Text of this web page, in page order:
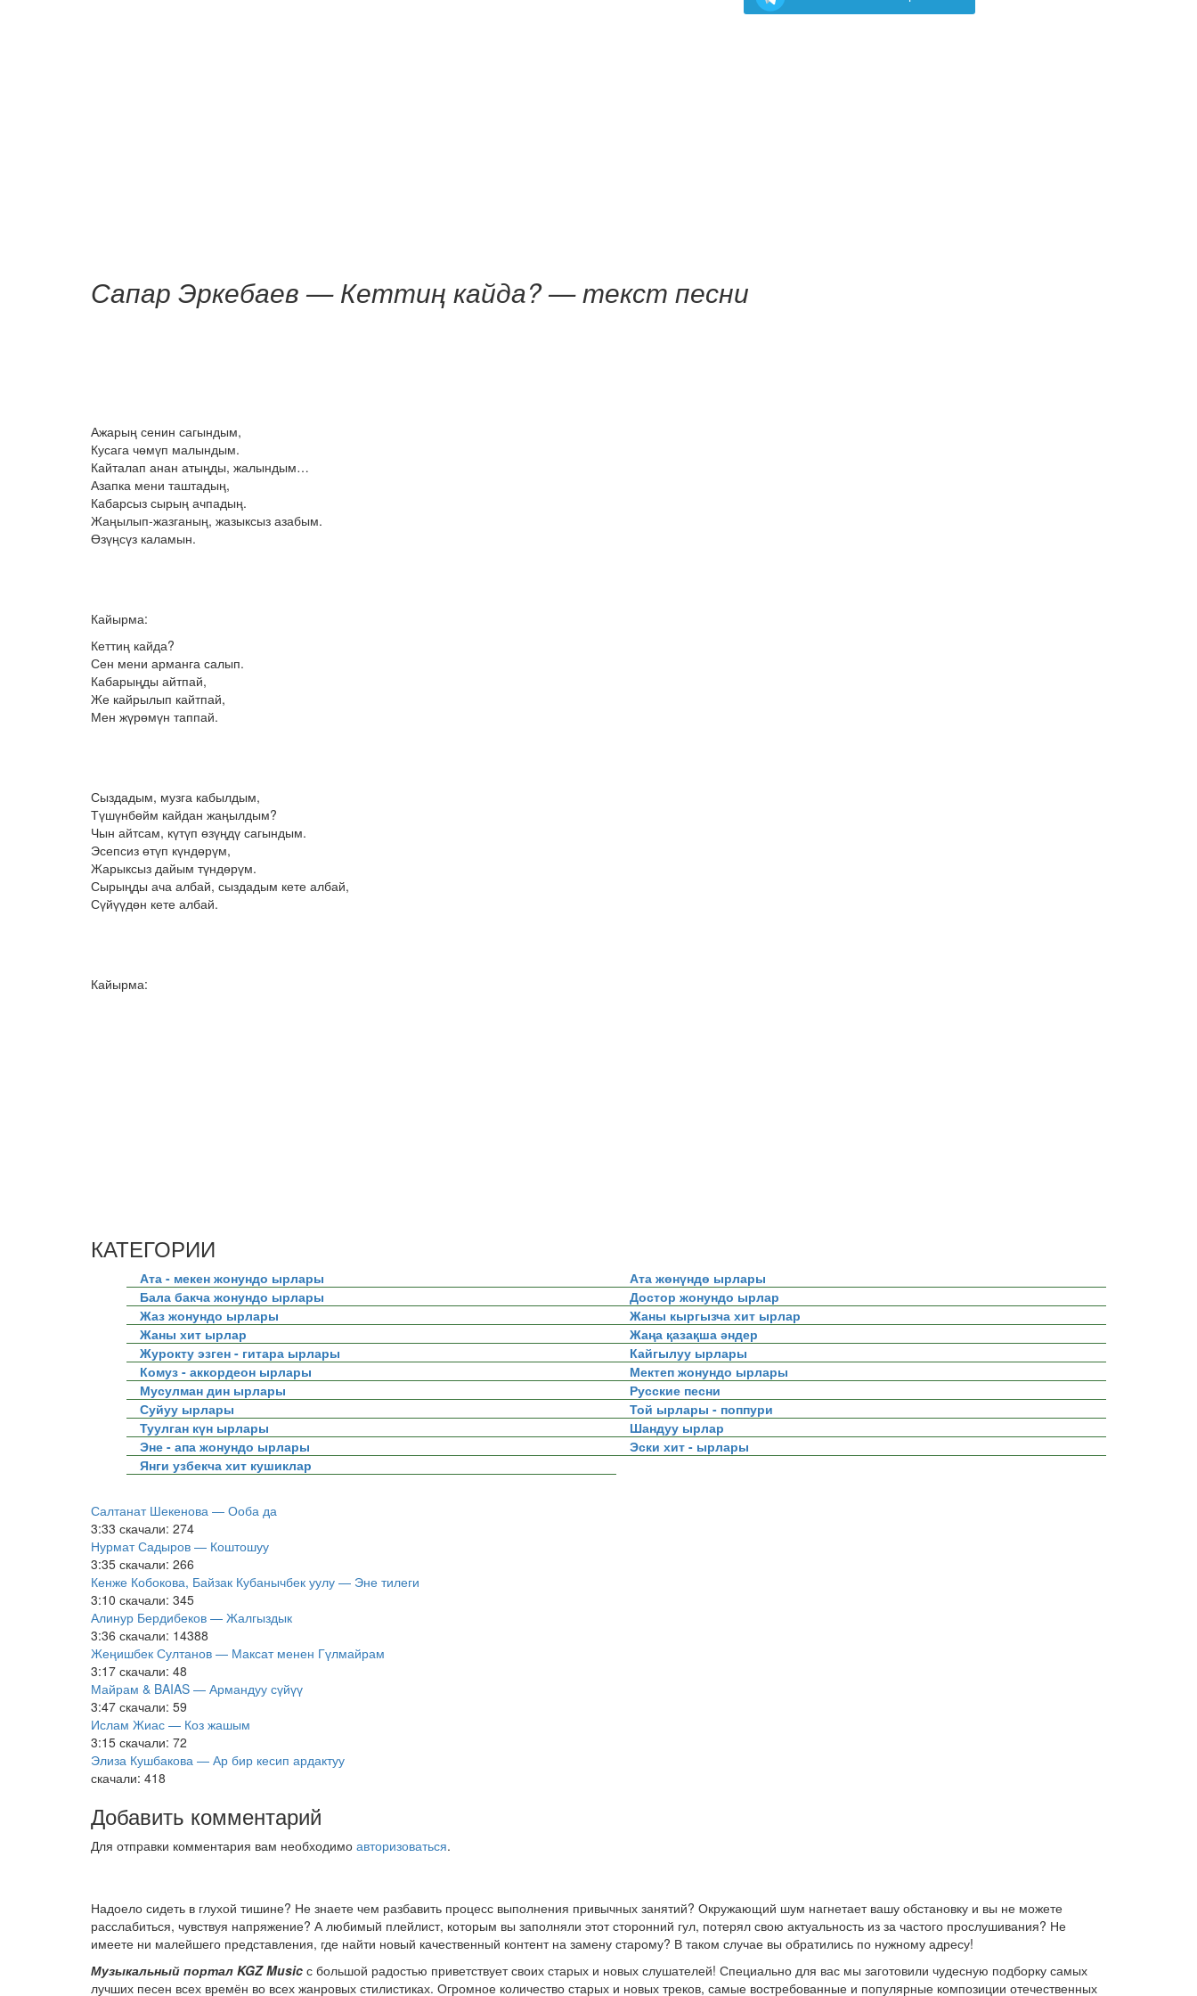
Сапар Эркебаев — Кеттиң кайда? — текст песни
Ажарың сенин сагындым,
Кусага чөмүп малындым.
Кайталап анан атыңды, жалындым…
Азапка мени таштадың,
Кабарсыз сырың ачпадың.
Жаңылып-жазганың, жазыксыз азабым.
Өзүңсүз каламын.
Кайырма:
Кеттиң кайда?
Сен мени арманга салып.
Кабарыңды айтпай,
Же кайрылып кайтпай,
Мен жүрөмүн таппай.
Сыздадым, музга кабылдым,
Түшүнбөйм кайдан жаңылдым?
Чын айтсам, күтүп өзүңдү сагындым.
Эсепсиз өтүп күндөрүм,
Жарыксыз дайым түндөрүм.
Сырыңды ача албай, сыздадым кете албай,
Сүйүүдөн кете албай.
Кайырма:
КАТЕГОРИИ
Ата - мекен жонундо ырлары
Ата жөнүндө ырлары
Бала бакча жонундо ырлары
Достор жонундо ырлар
Жаз жонундо ырлары
Жаны кыргызча хит ырлар
Жаны хит ырлар
Жаңа қазақша әндер
Журокту эзген - гитара ырлары
Кайгылуу ырлары
Комуз - аккордеон ырлары
Мектеп жонундо ырлары
Мусулман дин ырлары
Русские песни
Суйуу ырлары
Той ырлары - поппури
Туулган күн ырлары
Шандуу ырлар
Эне - апа жонундо ырлары
Эски хит - ырлары
Янги узбекча хит кушиклар
Салтанат Шекенова — Ооба да
3:33 скачали: 274
Нурмат Садыров — Коштошуу
3:35 скачали: 266
Кенже Кобокова, Байзак Кубанычбек уулу — Эне тилеги
3:10 скачали: 345
Алинур Бердибеков — Жалгыздык
3:36 скачали: 14388
Жеңишбек Султанов — Максат менен Гүлмайрам
3:17 скачали: 48
Майрам & BAIAS — Армандуу сүйүү
3:47 скачали: 59
Ислам Жиас — Коз жашым
3:15 скачали: 72
Элиза Кушбакова — Ар бир кесип ардактуу
скачали: 418
Добавить комментарий
Для отправки комментария вам необходимо авторизоваться.
Надоело сидеть в глухой тишине? Не знаете чем разбавить процесс выполнения привычных занятий? Окружающий шум нагнетает вашу обстановку и вы не можете
расслабиться, чувствуя напряжение? А любимый плейлист, которым вы заполняли этот сторонний гул, потерял свою актуальность из за частого прослушивания? Не
имеете ни малейшего представления, где найти новый качественный контент на замену старому? В таком случае вы обратились по нужному адресу!
Музыкальный портал KGZ Music с большой радостью приветствует своих старых и новых слушателей! Специально для вас мы заготовили чудесную подборку самых
лучших песен всех времён во всех жанровых стилистиках. Огромное количество старых и новых треков, самые востребованные и популярные композиции отечественных